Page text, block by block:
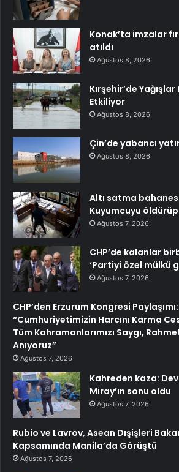
Konak’ta imzalar
atıldı
Ağustos 8, 2026
Kırşehir’de
Etkiliyor
Ağustos 8, 2026
Çin’de yabancı
Ağustos 8, 2026
Altı satma
Kuyumcuyu
Ağustos 7, 2026
CHP’de kalanlar
‘Partiyi özel mülkü
Ağustos 7, 2026
CHP’den Erzurum Kongresi Paylaşımı:
“Cumhuriyetimizin Harcını Karma
Tüm Kahramanlarımızı Saygı,
Anıyoruz”
Ağustos 7, 2026
Kahreden kaza:
Miray’ın sonu oldu
Ağustos 7, 2026
Rubio ve Lavrov, Asean Dışişleri
Kapsamında Manila’da Görüştü
Ağustos 7, 2026